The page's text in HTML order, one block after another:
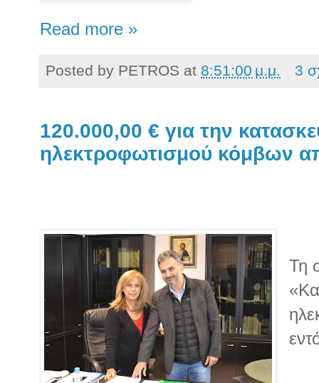
Read more »
Posted by PETROS at 8:51:00 μ.μ. 3
120.000,00 € για την
ηλεκτροφωτισμού κόμβων
Τη